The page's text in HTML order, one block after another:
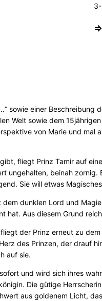
sowie einer
Welt sowie dem
von Marie und
fliegt Prinz Tamir auf
ungehalten, beinah
Sie will etwas
dunklen Lord und
hat. Aus diesem Grund
der Prinz erneut zu
des Prinzen, der drauf
auf sie.
und wird sich ihres
Die gütige
aus goldenem Licht,